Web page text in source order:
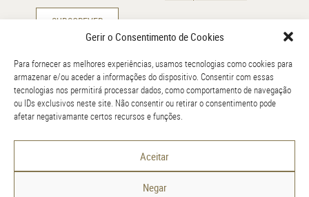
Gerir o Consentimento de Cookies
Para fornecer as melhores experiências, usamos tecnologias como cookies para
armazenar e/ou aceder a informações do dispositivo. Consentir com essas
tecnologias nos permitirá processar dados, como comportamento de navegação
ou IDs exclusivos neste site. Não consentir ou retirar o consentimento pode
afetar negativamante certos recursos e funções.
Aceitar
Negar
SUBSCREVER
CONTACTE-NOS
220 920 830
(Chamada para a rede fixa nacional)
info@amr.pt